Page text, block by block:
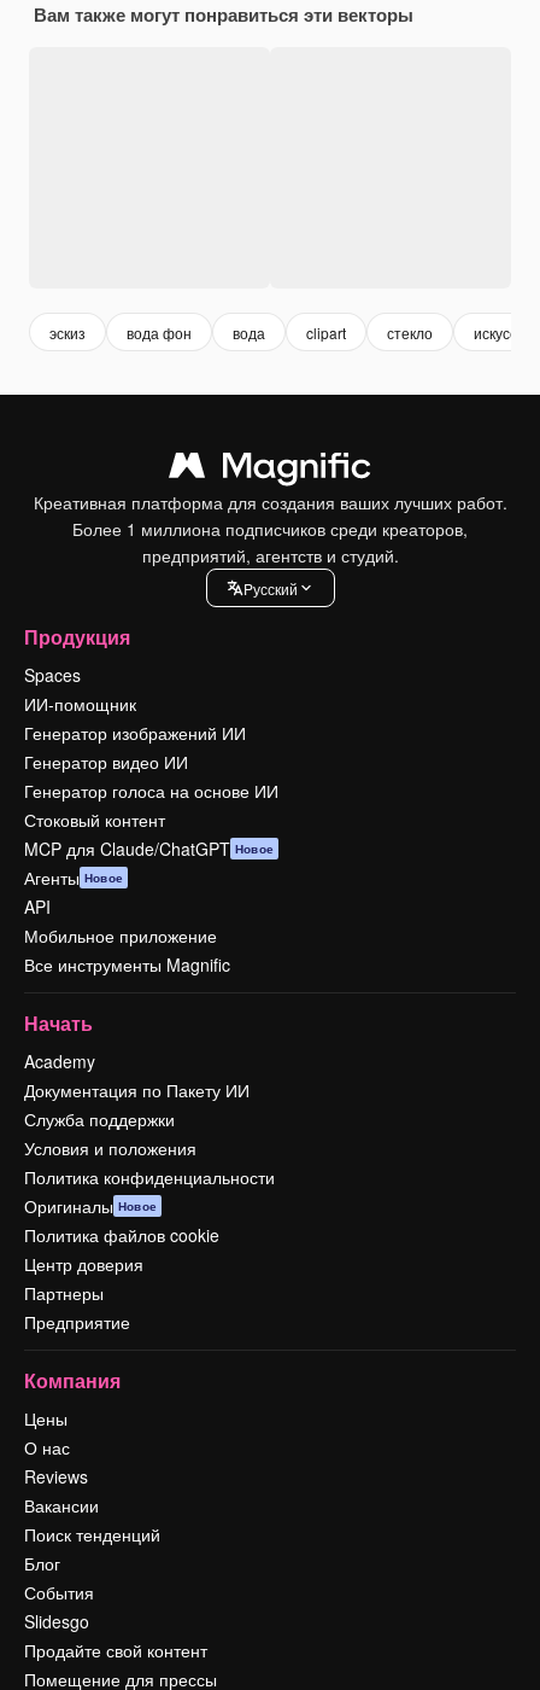
Вам также могут понравиться эти векторы
эскиз вода фон вода clipart стекло искусство
Креативная платформа для создания ваших лучших работ.
Более 1 миллиона подписчиков среди креаторов,
предприятий, агентств и студий.
Pусский
Продукция
Spaces
ИИ-помощник
Генератор изображений ИИ
Генератор видео ИИ
Генератор голоса на основе ИИ
Стоковый контент
MCP для Claude/ChatGPT Новое
Агенты Новое
API
Мобильное приложение
Все инструменты Magnific
Начать
Academy
Документация по Пакету ИИ
Служба поддержки
Условия и положения
Политика конфиденциальности
Оригиналы Новое
Политика файлов cookie
Центр доверия
Партнеры
Предприятие
Компания
Цены
О нас
Reviews
Вакансии
Поиск тенденций
Блог
События
Slidesgo
Продайте свой контент
Помещение для прессы